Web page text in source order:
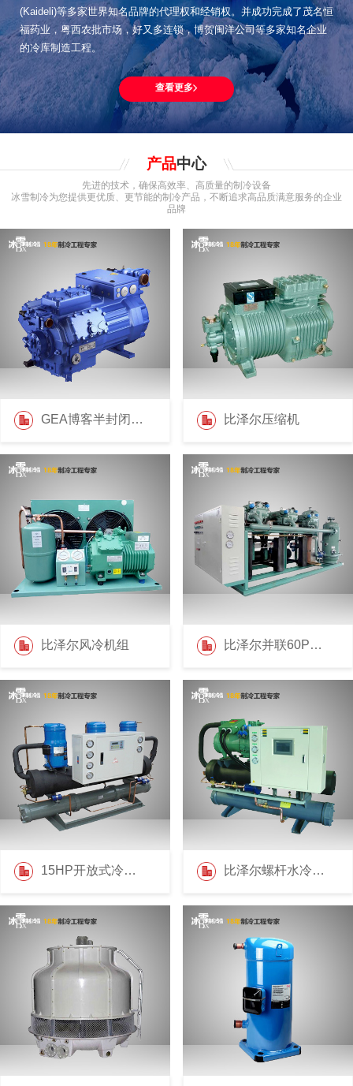
(Kaideli)等多家世界知名品牌的代理权和经销权。并成功完成了茂名恒
福药业，粤西农批市场，好又多连锁，博贺闽洋公司等多家知名企业
的冷库制造工程。
查看更多
产品中心
先进的技术，确保高效率、高质量的制冷设备
冰雪制冷为您提供更优质、更节能的制冷产品，不断追求高品质满意服务的企业
品牌
GEA博客半封闭压缩机 比泽尔压缩机
比泽尔风冷机组 比泽尔并联60P机组
15HP开放式冷水机 比泽尔螺杆水冷机组